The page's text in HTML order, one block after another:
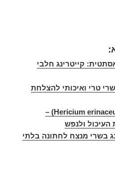
קייטרינג חלבי
טרי ואיכותי להצלחת
פטריית רעמת האריה (Hericium erinaceus) –
ולנפש
בשרי מנצח לחתונה בלתי